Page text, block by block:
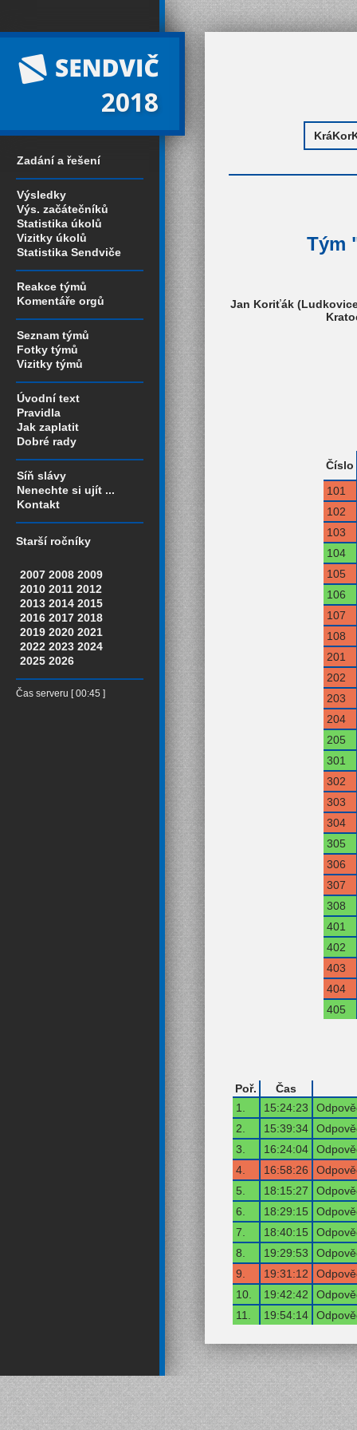
2018
Zadání a řešení
Výsledky
Výs. začátečníků
Statistika úkolů
Vizitky úkolů
Statistika Sendviče
Reakce týmů
Komentáře orgů
Seznam týmů
Fotky týmů
Vizitky týmů
Úvodní text
Pravidla
Jak zaplatit
Dobré rady
Síň slávy
Nenechte si ujít ...
Kontakt
Starší ročníky
2007 2008 2009
2010 2011 2012
2013 2014 2015
2016 2017 2018
2019 2020 2021
2022 2023 2024
2025 2026
Čas serveru [ 00:45 ]
Tým
Jan Koriťák
Číslo
101
102
103
104
105
106
107
108
201
202
203
204
205
301
302
303
304
305
306
307
308
401
402
403
404
405
Poř.
Čas
1.
15:24:23
2.
15:39:34
3.
16:24:04
4.
16:58:26
5.
18:15:27
6.
18:29:15
7.
18:40:15
8.
19:29:53
9.
19:31:12
10.
19:42:42
11.
19:54:14